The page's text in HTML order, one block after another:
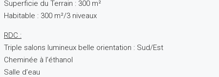
Superficie du Terrain : 300 m²
Habitable : 300 m²/3 niveaux
RDC :
Triple salons lumineux belle orientation : Sud/Est
Cheminée à l’éthanol
Salle d’eau